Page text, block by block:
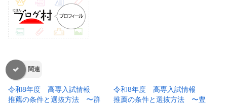
関連
令和8年度 高専入試情報
推薦の条件と選抜方法 〜群
令和8年度 高専入試情報
推薦の条件と選抜方法 〜豊